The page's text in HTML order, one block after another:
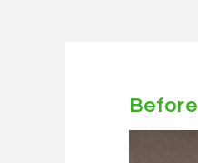
Before